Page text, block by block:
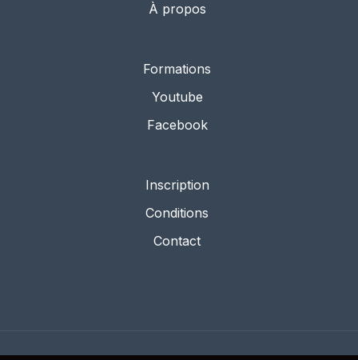
À propos
Formations
Youtube
Facebook
Inscription
Conditions
Contact